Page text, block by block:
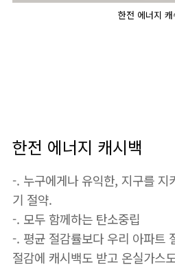
한전 에너지 캐
한전 에너지 캐시백
-. 누구에게나 유익한, 지구를 지
기 절약.
-. 모두 함께하는 탄소중립
-. 평균 절감률보다 우리 아파트
절감에 캐시백도 받고 온실가스